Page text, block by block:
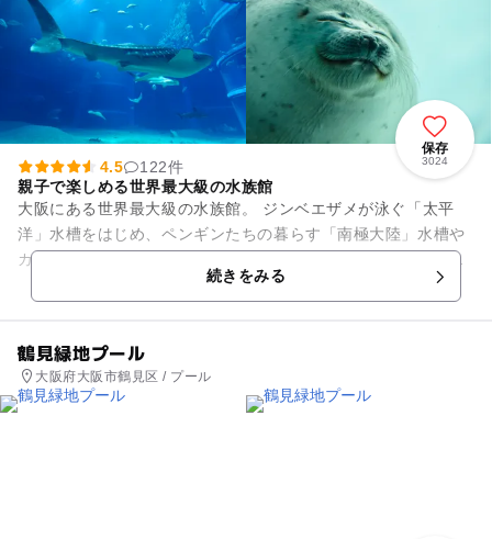
保存
3024
4.5
122件
親子で楽しめる世界最大級の水族館
大阪にある世界最大級の水族館。 ジンベエザメが泳ぐ「太平
洋」水槽をはじめ、ペンギンたちの暮らす「南極大陸」水槽や
カマイルカたちの「タスマン海」水槽など、環太平洋各地を再
現した水槽を楽しむことが...続きをみる
鶴見緑地プール
大阪府大阪市鶴見区 / プール